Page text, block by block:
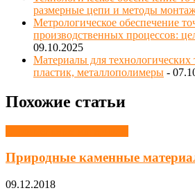
размерные цепи и методы
Метрологическое обеспечение
производственных процессов:
09.10.2025
Материалы для технологических
пластик, металлополимеры -
Похожие статьи
Природные каменные
09.12.2018